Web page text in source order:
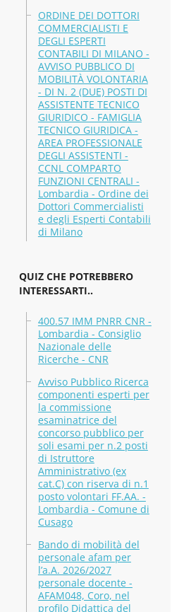
ORDINE DEI DOTTORI
COMMERCIALISTI E
DEGLI ESPERTI
CONTABILI DI MILANO -
AVVISO PUBBLICO DI
MOBILITÀ VOLONTARIA
- DI N. 2 (DUE) POSTI DI
ASSISTENTE TECNICO
GIURIDICO - FAMIGLIA
TECNICO GIURIDICA -
AREA PROFESSIONALE
DEGLI ASSISTENTI -
CCNL COMPARTO
FUNZIONI CENTRALI -
Lombardia - Ordine dei
Dottori Commercialisti
e degli Esperti Contabili
di Milano
QUIZ CHE POTREBBERO
INTERESSARTI..
400.57 IMM PNRR CNR -
Lombardia - Consiglio
Nazionale delle
Ricerche - CNR
Avviso Pubblico Ricerca
componenti esperti per
la commissione
esaminatrice del
concorso pubblico per
soli esami per n.2 posti
di Istruttore
Amministrativo (ex
cat.C) con riserva di n.1
posto volontari FF.AA. -
Lombardia - Comune di
Cusago
Bando di mobilità del
personale afam per
l’a.A. 2026/2027
personale docente -
AFAM048, Coro, nel
profilo Didattica del